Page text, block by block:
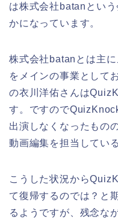
は株式会社batanとい
かになっています。
株式会社batanとは主
をメインの事業として
の衣川洋佑さんは
す。ですので
出演しなくなったもの
動画編集を担当してい
こうした状況から
て復帰するのでは？と
るようですが、残念な